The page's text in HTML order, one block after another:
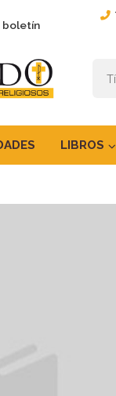
boletín
LIBROS